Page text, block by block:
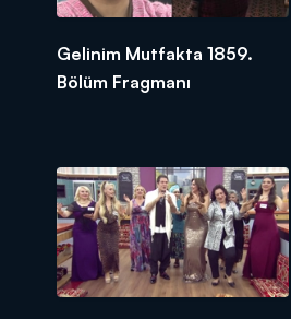
Gelinim Mutfakta 1859.
Bölüm Fragmanı